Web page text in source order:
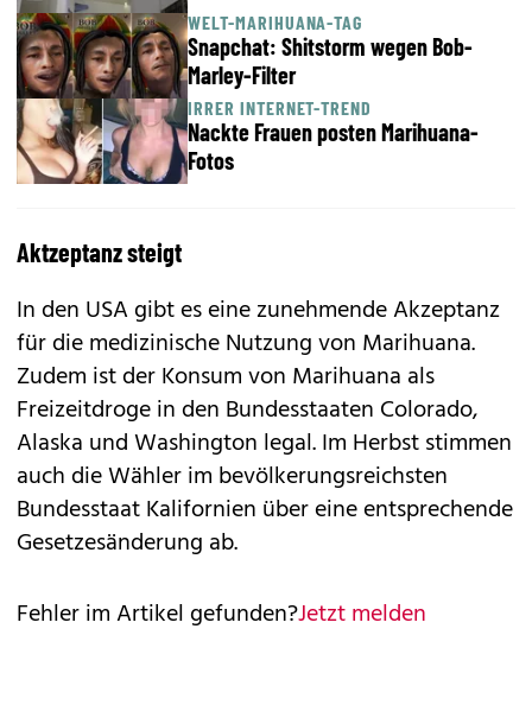
WELT-MARIHUANA-TAG
Snapchat: Shitstorm wegen Bob-
Marley-Filter
IRRER INTERNET-TREND
Nackte Frauen posten Marihuana-
Fotos
Aktzeptanz steigt
In den USA gibt es eine zunehmende Akzeptanz
für die medizinische Nutzung von Marihuana.
Zudem ist der Konsum von Marihuana als
Freizeitdroge in den Bundesstaaten Colorado,
Alaska und Washington legal. Im Herbst stimmen
auch die Wähler im bevölkerungsreichsten
Bundesstaat Kalifornien über eine entsprechende
Gesetzesänderung ab.
Fehler im Artikel gefunden?Jetzt melden